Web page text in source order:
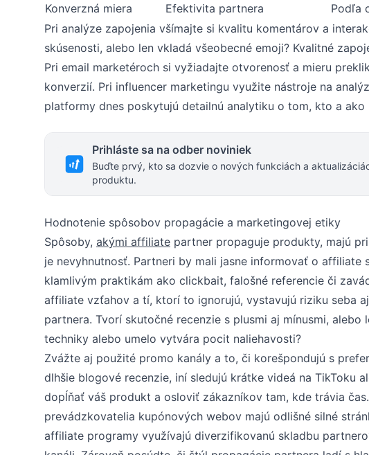
Konverzná miera
Efektivita partnera
Podľa
Pri analýze zapojenia všímajte si kvalitu komentárov a
skúsenosti, alebo len vkladá všeobecné emoji? Kvalitné
Pri email marketéroch si vyžiadajte otvorenosť a mieru
konverzií. Pri influencer marketingu využite nástroje na
platformy dnes poskytujú detailnú analytiku o tom, kto a ako
Prihláste sa na odber noviniek
Buďte prvý, kto sa dozvie o nových funkciách a
produktu.
Hodnotenie spôsobov propagácie a marketingovej etiky
Spôsoby, akými affiliate partner propaguje produkty, majú
je nevyhnutnosť. Partneri by mali jasne informovať o
klamlivým praktikám ako clickbait, falošné referencie či
affiliate vzťahov a tí, ktorí to ignorujú, vystavujú riziku seba
partnera. Tvorí skutočné recenzie s plusmi aj mínusmi,
techniky alebo umelo vytvára pocit naliehavosti?
Zvážte aj použité promo kanály a to, či korešpondujú s
dlhšie blogové recenzie, iní sledujú krátke videá na TikToku
dopĺňať váš produkt a osloviť zákazníkov tam, kde trávia čas.
prevádzkovatelia kupónových webov majú odlišné silné
affiliate programy využívajú diverzifikovanú skladbu